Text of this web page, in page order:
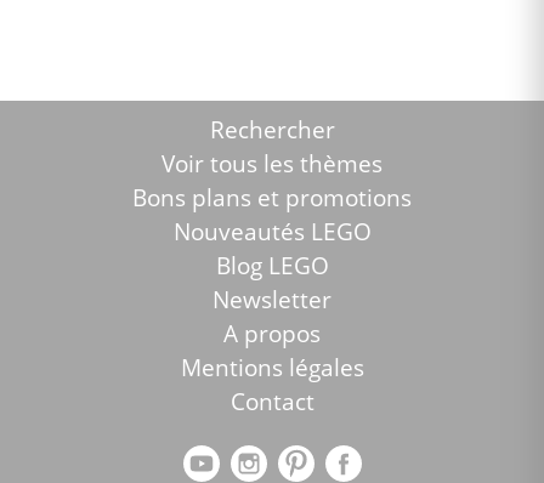
Rechercher
Voir tous les thèmes
Bons plans et promotions
Nouveautés LEGO
Blog LEGO
Newsletter
A propos
Mentions légales
Contact